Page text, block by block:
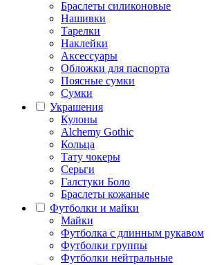
Браслеты силиконовые
Нашивки
Тарелки
Наклейки
Аксессуары
Обложки для паспорта
Поясные сумки
Сумки
Украшения
Кулоны
Alchemy Gothic
Кольца
Тату чокеры
Серьги
Галстуки Боло
Браслеты кожаные
Футболки и майки
Майки
Футболка с длинным рукавом
Футболки группы
Футболки нейтральные